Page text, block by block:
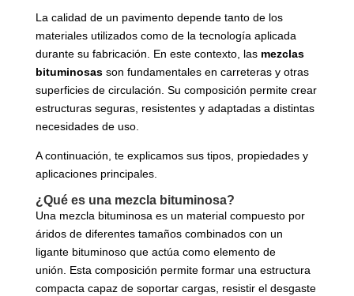
La calidad de un pavimento depende tanto de los
materiales utilizados como de la tecnología aplicada
durante su fabricación. En este contexto, las mezclas
bituminosasson fundamentales en carreteras y otras
superficies de circulación. Su composición permite crear
estructuras seguras, resistentes y adaptadas a distintas
necesidades de uso.
A continuación, te explicamos sus tipos, propiedades y
aplicaciones principales.
¿Qué es una mezcla bituminosa?
Una mezcla bituminosa es un material compuesto por
áridos de diferentes tamaños combinados con un
ligante bituminoso que actúa como elemento de
unión. Esta composición permite formar una estructura
compacta capaz de soportar cargas, resistir el desgaste